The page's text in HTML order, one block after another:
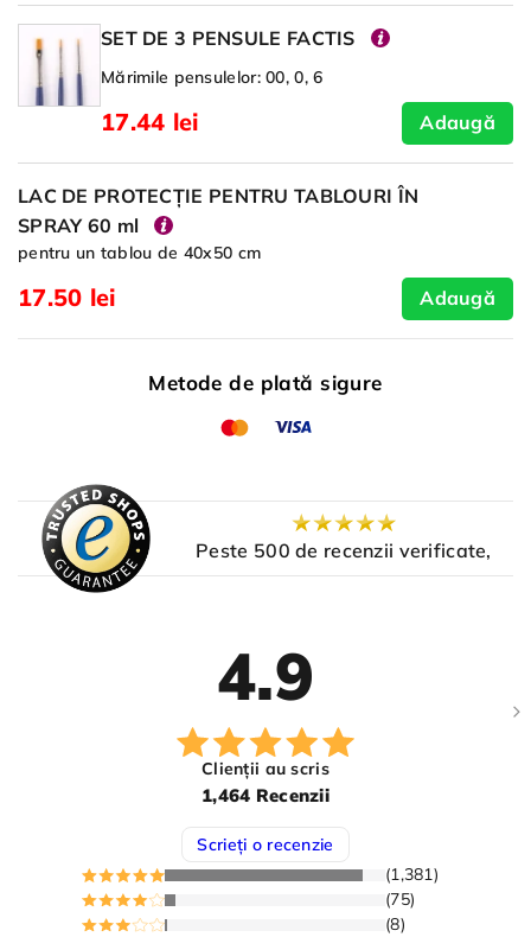
SET DE 3 PENSULE FACTIS
Mărimile pensulelor: 00, 0, 6
17.44 lei Adaugă
LAC DE PROTECȚIE PENTRU TABLOURI ÎN
SPRAY 60 ml
pentru un tablou de 40x50 cm
17.50 lei Adaugă
Metode de plată sigure
Peste 500 de recenzii verificate,
4.9
Clienții au scris
1,464 Recenzii
Scrieți o recenzie
(1,381)
(75)
(8)